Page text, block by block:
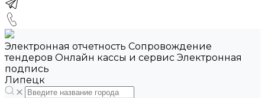
Электронная отчетность Сопровождение
тендеров Онлайн кассы и сервис Электронная
подпись
Липецк